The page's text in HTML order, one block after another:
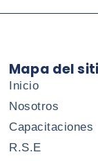
Mapa del
Inicio
Nosotros
Capacitaciones
R.S.E